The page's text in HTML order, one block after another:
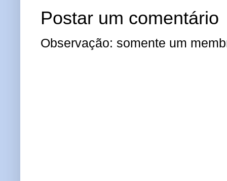
Postar um comentário
Observação: somente um